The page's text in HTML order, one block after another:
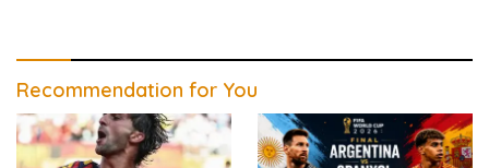
Recommendation for You